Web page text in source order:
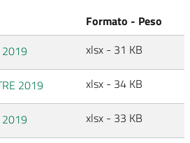
Formato - Peso
2019
xlsx - 31 KB
2019 xlsx - 34 KB
2019 xlsx - 33 KB